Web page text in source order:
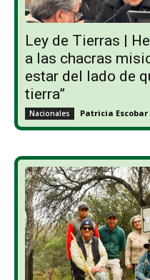
Ley de Tierras |
a las chacras
estar del lado de
tierra”
Nacionales Patricia Escobar